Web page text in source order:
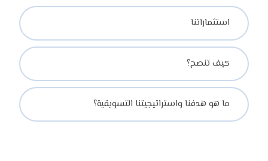
استثماراتنا
كيف تنصح؟
ما هو هدفنا واستراتيجيتنا التسويقية؟